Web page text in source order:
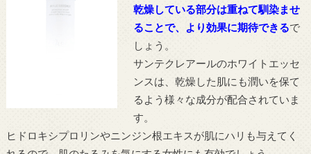
乾燥している部分は重ねて馴染ませ
ることで、より効果に期待できるで
しょう。
サンテクレアールのホワイトエッセ
ンスは、乾燥した肌にも潤いを保て
るよう様々な成分が配合されていま
す。
ヒドロキシプロリンやニンジン根エキスが肌にハリも与えてく